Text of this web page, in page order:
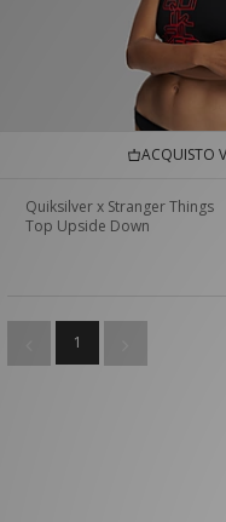
ACQUISTO
Quiksilver x Stranger Things
Top Upside Down
1